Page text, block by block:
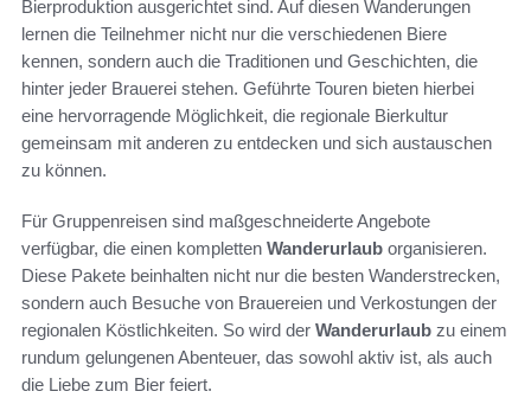
Bierproduktion ausgerichtet sind. Auf diesen Wanderungen
lernen die Teilnehmer nicht nur die verschiedenen Biere
kennen, sondern auch die Traditionen und Geschichten, die
hinter jeder Brauerei stehen. Geführte Touren bieten hierbei
eine hervorragende Möglichkeit, die regionale Bierkultur
gemeinsam mit anderen zu entdecken und sich austauschen
zu können.
Für Gruppenreisen sind maßgeschneiderte Angebote
verfügbar, die einen kompletten Wanderurlaub organisieren.
Diese Pakete beinhalten nicht nur die besten Wanderstrecken,
sondern auch Besuche von Brauereien und Verkostungen der
regionalen Köstlichkeiten. So wird der Wanderurlaub zu einem
rundum gelungenen Abenteuer, das sowohl aktiv ist, als auch
die Liebe zum Bier feiert.